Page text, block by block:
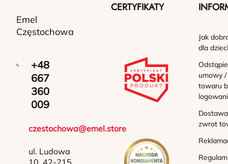
Emel
Częstochowa
+48
667
360
009
czestochowa@emel.store
ul. Ludowa
CERTYFIKATY
Jak
dla
umowy
towaru
zwrot